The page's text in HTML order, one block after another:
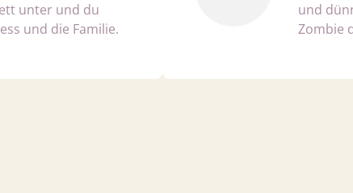
unter und du
und die Familie.
und
Zombie